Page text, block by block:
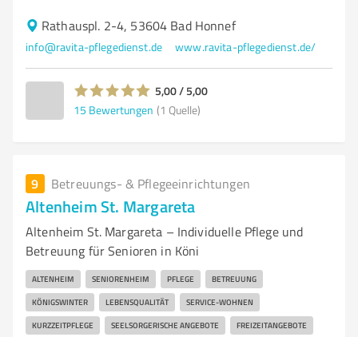
Rathauspl. 2-4, 53604 Bad Honnef
info@ravita-pflegedienst.de www.ravita-pflegedienst.de/
5,00 / 5,00
15 Bewertungen (1 Quelle)
9 Betreuungs- & Pflegeeinrichtungen
Altenheim St. Margareta
Altenheim St. Margareta – Individuelle Pflege und
Betreuung für Senioren in Köni
ALTENHEIM SENIORENHEIM PFLEGE BETREUUNG
KÖNIGSWINTER LEBENSQUALITÄT SERVICE-WOHNEN
KURZZEITPFLEGE SEELSORGERISCHE ANGEBOTE FREIZEITANGEBOTE